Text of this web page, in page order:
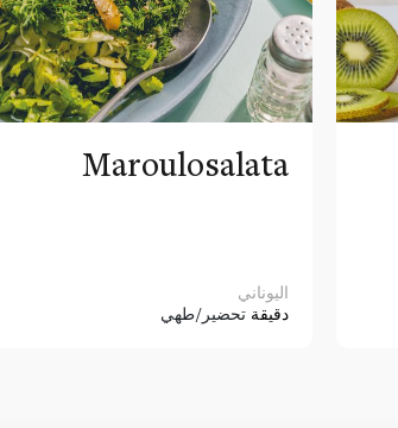
Maroulosalata
اليوناني
دقيقة تحضير/طهي